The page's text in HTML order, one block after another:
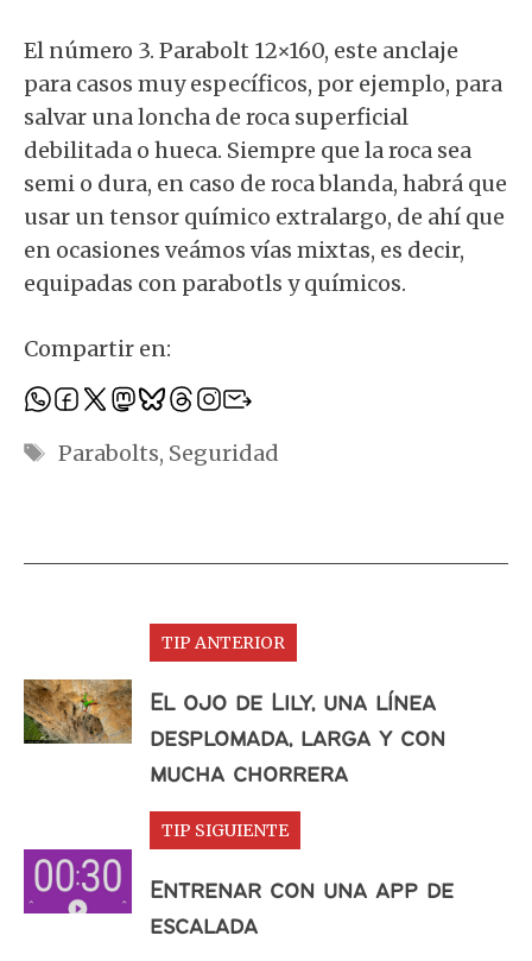
El número 3. Parabolt 12×160, este anclaje
para casos muy específicos, por ejemplo, para
salvar una loncha de roca superficial
debilitada o hueca. Siempre que la roca sea
semi o dura, en caso de roca blanda, habrá que
usar un tensor químico extralargo, de ahí que
en ocasiones veámos vías mixtas, es decir,
equipadas con parabotls y químicos.
Compartir en:
Etiquetas
Parabolts, Seguridad
TIP ANTERIOR
El ojo de Lily, una línea
desplomada, larga y con
mucha chorrera
TIP SIGUIENTE
Entrenar con una app de
escalada